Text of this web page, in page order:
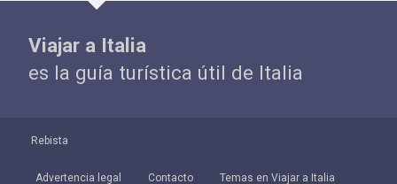
Viajar a Italia
es la guía turística útil de Italia
Rebista
Advertencia legal Contacto Temas en Viajar a Italia